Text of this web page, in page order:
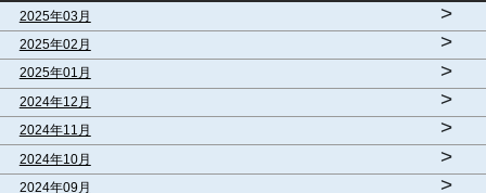
2025年03月
>
2025年02月 >
2025年01月 >
2024年12月 >
2024年11月 >
2024年10月 >
2024年09月 >